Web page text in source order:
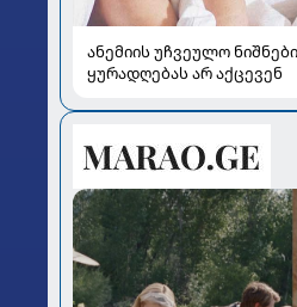
ანემიის უჩვეულო
ყურადღებას არ აქცევენ